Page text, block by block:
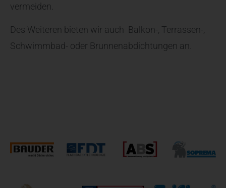
vermeiden.
Des Weiteren bieten wir auch Balkon-, Terrassen-,
Schwimmbad- oder Brunnenabdichtungen an.